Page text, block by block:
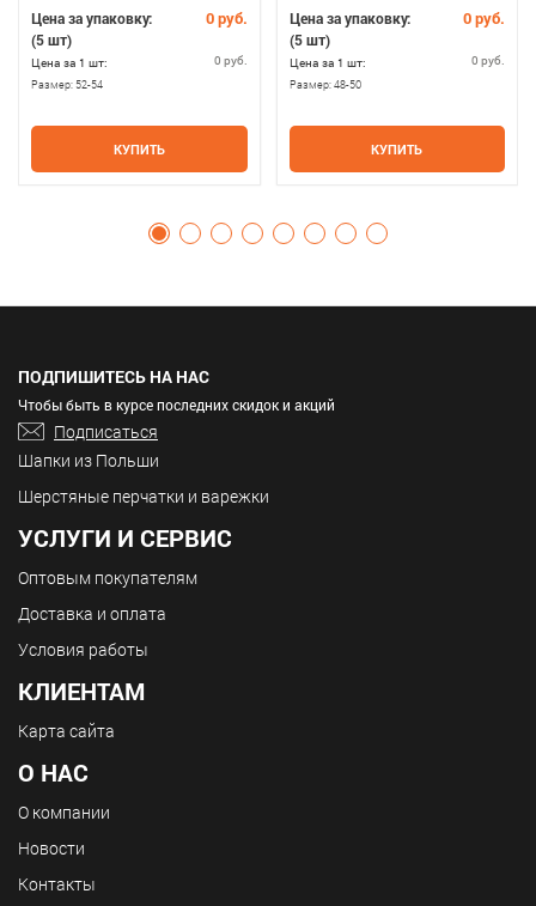
Цена за упаковку: 0 руб.
(5 шт)
Цена за 1 шт: 0 руб.
Размер:52-54
КУПИТЬ
Цена за упаковку: 0 руб.
(5 шт)
Цена за 1 шт: 0 руб.
Размер: 48-50
КУПИТЬ
ПОДПИШИТЕСЬ НА НАС
Чтобы быть в курсе последних скидок и акций
Подписаться
Шапки из Польши
Шерстяные перчатки и варежки
УСЛУГИ И СЕРВИС
Оптовым покупателям
Доставка и оплата
Условия работы
КЛИЕНТАМ
Карта сайта
О НАС
О компании
Новости
Контакты